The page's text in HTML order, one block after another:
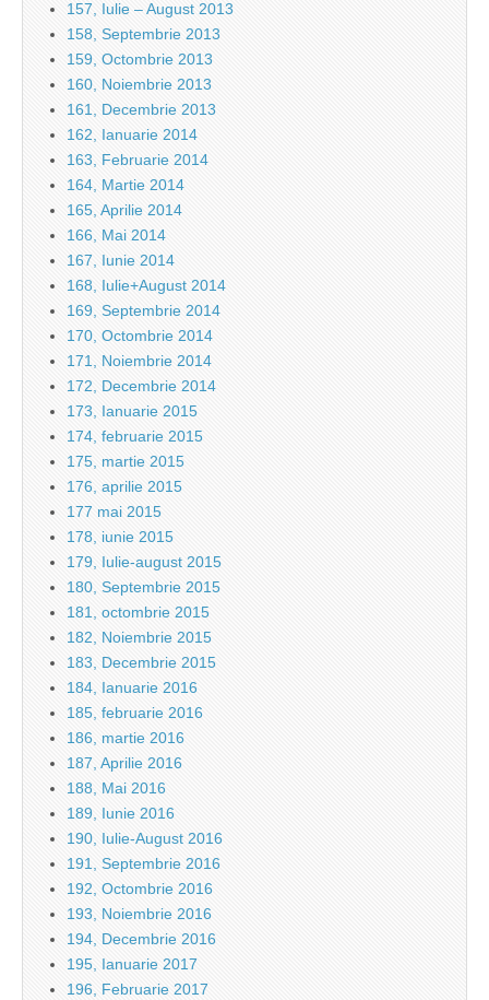
157, Iulie – August 2013
158, Septembrie 2013
159, Octombrie 2013
160, Noiembrie 2013
161, Decembrie 2013
162, Ianuarie 2014
163, Februarie 2014
164, Martie 2014
165, Aprilie 2014
166, Mai 2014
167, Iunie 2014
168, Iulie+August 2014
169, Septembrie 2014
170, Octombrie 2014
171, Noiembrie 2014
172, Decembrie 2014
173, Ianuarie 2015
174, februarie 2015
175, martie 2015
176, aprilie 2015
177 mai 2015
178, iunie 2015
179, Iulie-august 2015
180, Septembrie 2015
181, octombrie 2015
182, Noiembrie 2015
183, Decembrie 2015
184, Ianuarie 2016
185, februarie 2016
186, martie 2016
187, Aprilie 2016
188, Mai 2016
189, Iunie 2016
190, Iulie-August 2016
191, Septembrie 2016
192, Octombrie 2016
193, Noiembrie 2016
194, Decembrie 2016
195, Ianuarie 2017
196, Februarie 2017